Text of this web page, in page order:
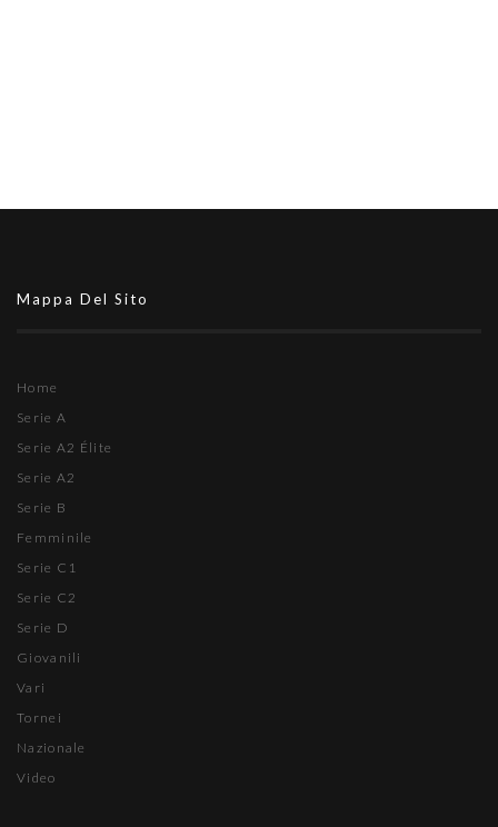
Mappa Del Sito
Home
Serie A
Serie A2 Élite
Serie A2
Serie B
Femminile
Serie C1
Serie C2
Serie D
Giovanili
Vari
Tornei
Nazionale
Video